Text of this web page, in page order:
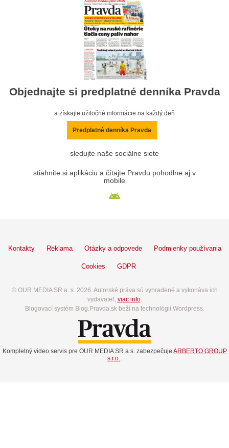
Objednajte si predplatné denníka Pravda
a získajte užitočné informácie na každý deň
Predplatné denníka Pravda
sledujte naše sociálne siete
stiahnite si aplikáciu a čítajte Pravdu pohodlne aj v
mobile
Kontakty Reklama Otázky a odpovede Podmienky používania
Cookies GDPR
© OUR MEDIA SR a. s. 2026. Autorské práva sú vyhradené a vykonáva ich
vydavateľ, viac info.
Blogovací systém Blog.Pravda.sk beží na technológií Wordpress.
Kompletný video servis pre OUR MEDIA SR a.s. zabezpečuje ARBERTO GROUP
s.r.o..